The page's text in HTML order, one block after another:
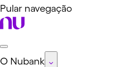
Pular navegação
O Nubank